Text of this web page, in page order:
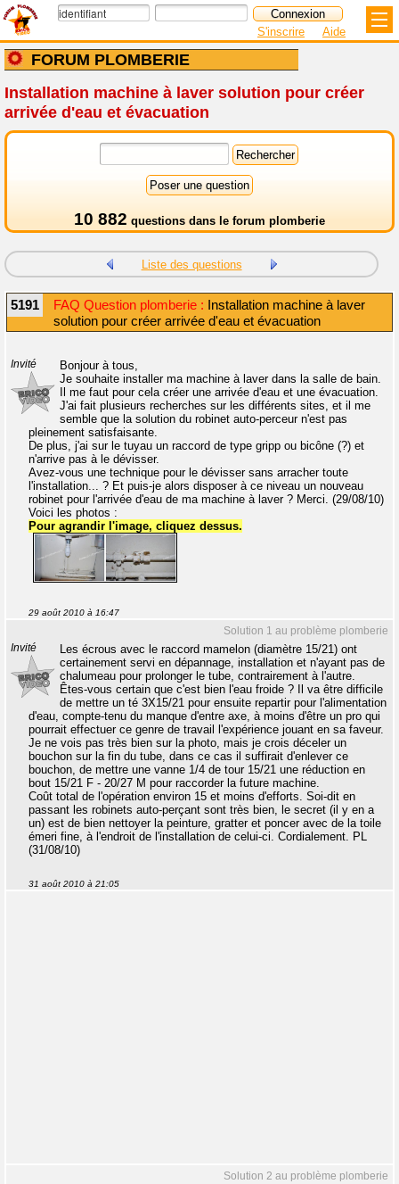
FORUM PLOMBERIE
S'inscrire Aide
Installation machine à laver solution pour créer
arrivée d'eau et évacuation
10 882 questions dans le forum plomberie
Liste des questions
5191 FAQ Question plomberie : Installation machine à laver
solution pour créer arrivée d'eau et évacuation
Invité
Bonjour à tous,
Je souhaite installer ma machine à laver dans la salle de bain.
Il me faut pour cela créer une arrivée d'eau et une évacuation.
J'ai fait plusieurs recherches sur les différents sites, et il me
semble que la solution du robinet auto-perceur n'est pas
pleinement satisfaisante.
De plus, j'ai sur le tuyau un raccord de type gripp ou bicône (?) et
n'arrive pas à le dévisser.
Avez-vous une technique pour le dévisser sans arracher toute
l'installation... ? Et puis-je alors disposer à ce niveau un nouveau
robinet pour l'arrivée d'eau de ma machine à laver ? Merci. (29/08/10)
Voici les photos :
Pour agrandir l'image, cliquez dessus.
29 août 2010 à 16:47
Solution 1 au problème plomberie
Invité
Les écrous avec le raccord mamelon (diamètre 15/21) ont
certainement servi en dépannage, installation et n'ayant pas de
chalumeau pour prolonger le tube, contrairement à l'autre.
Êtes-vous certain que c'est bien l'eau froide ? Il va être difficile
de mettre un té 3X15/21 pour ensuite repartir pour l'alimentation
d'eau, compte-tenu du manque d'entre axe, à moins d'être un pro qui
pourrait effectuer ce genre de travail l'expérience jouant en sa faveur.
Je ne vois pas très bien sur la photo, mais je crois déceler un
bouchon sur la fin du tube, dans ce cas il suffirait d'enlever ce
bouchon, de mettre une vanne 1/4 de tour 15/21 une réduction en
bout 15/21 F - 20/27 M pour raccorder la future machine.
Coût total de l'opération environ 15 et moins d'efforts. Soi-dit en
passant les robinets auto-perçant sont très bien, le secret (il y en a
un) est de bien nettoyer la peinture, gratter et poncer avec de la toile
émeri fine, à l'endroit de l'installation de celui-ci. Cordialement. PL
(31/08/10)
31 août 2010 à 21:05
Solution 2 au problème plomberie